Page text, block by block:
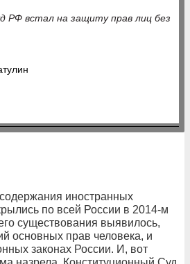
РФ встал на защиту прав лиц без
иностранных
по всей России в 2014-м
существования выявилось,
основных прав человека, и
законах России. И, вот